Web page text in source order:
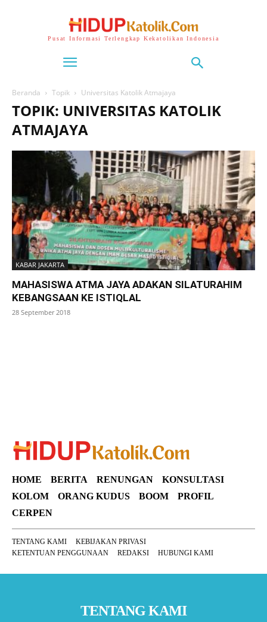
Pusat Informasi Terlengkap Kekatolikan Indonesia
Beranda Topik Universitas Katolik Atmajaya
TOPIK: UNIVERSITAS KATOLIK
ATMAJAYA
KABAR JAKARTA
MAHASISWA ATMA JAYA ADAKAN SILATURAHIM
KEBANGSAAN KE ISTIQLAL
28 September 2018
HOME BERITA RENUNGAN
KONSULTASI
KOLOM
ORANG KUDUS BOOM
PROFIL
CERPEN
TENTANG KAMI
KEBIJAKAN PRIVASI
KETENTUAN PENGGUNAAN
REDAKSI HUBUNGI KAMI
TENTANG KAMI